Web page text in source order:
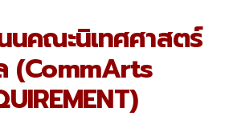
นคณะนิเทศศาสตร์
(CommArts